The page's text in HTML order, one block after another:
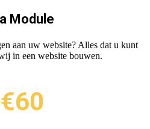
Module
aan uw website? Alles dat u kunt
in een website bouwen.